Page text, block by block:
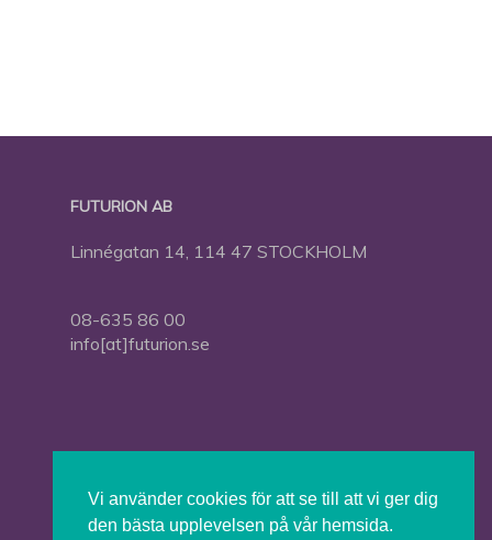
FUTURION AB
Linnégatan 14, 114 47 STOCKHOLM
08-635 86 00
info[at]futurion.se
Press
Om Futurion
Futurion in English
Vi använder cookies för att se till att vi ger dig
den bästa upplevelsen på vår hemsida.